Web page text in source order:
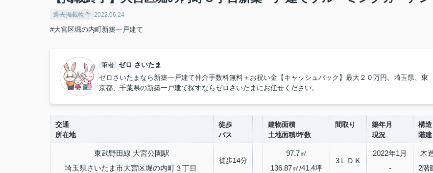
過去掲載物件 2022.06.24
#大宮区堀の内町新築一戸建て
筆者 ゼロ さいたま
ゼロさいたまなら新築一戸建て仲介手数料無料＋お祝い金【キャッシュバック】最大２０万円。埼玉県、東
京都、千葉県の新築一戸建て探すならゼロさいたまにお任せください。
交通
所在地
徒歩
バス
建物面積
土地面積/坪数
間取り
築年月
現況
構造
階建
東武野田線 大宮公園駅
埼玉県さいたま市大宮区堀の内町３丁目
徒歩14分
97.7㎡
136.87㎡/41.4坪
3ＬＤＫ
2022年1月
-
木
2階